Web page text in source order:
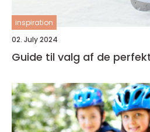
inspiration
02. July 2024
Guide til valg af de